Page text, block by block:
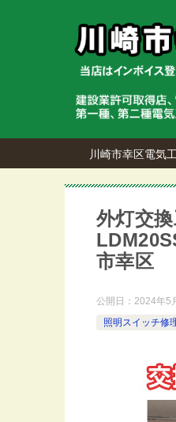
川崎市幸区電気
外灯交
市幸区
公開日： 2024年5
照明スイッチ修